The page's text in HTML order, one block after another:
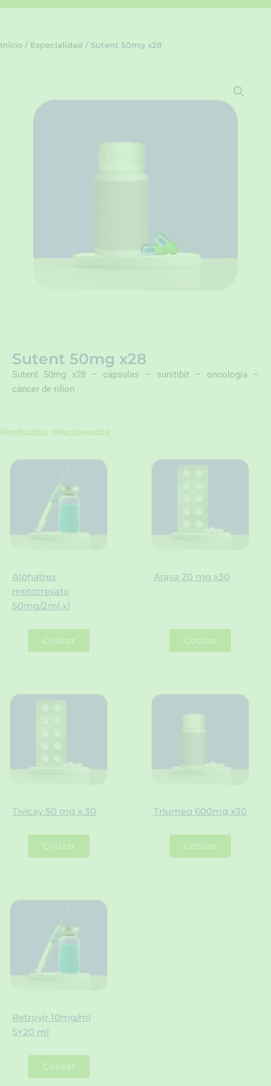
Inicio / Especialidad / Sutent 50mg x28
Sutent 50mg x28
Sutent 50mg x28 – cápsulas – sunitibit – oncología –
cáncer de riñon
Productos relacionados
Alphatrex
metotrexato
50mg/2ml x1
Cotizar
Arava 20 mg x30
Cotizar
Tivicay 50 mg x 30
Cotizar
Triumeq 600mg x30
Cotizar
Retrovir 10mg/ml
5×20 ml
Cotizar